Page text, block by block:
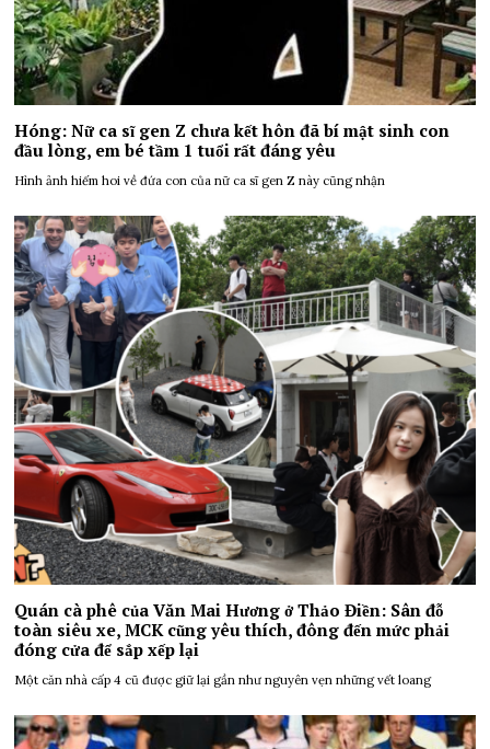
Hóng: Nữ ca sĩ gen Z chưa kết hôn đã bí mật sinh con
đầu lòng, em bé tầm 1 tuổi rất đáng yêu
Hình ảnh hiếm hoi về đứa con của nữ ca sĩ gen Z này cũng nhận
Quán cà phê của Văn Mai Hương ở Thảo Điền: Sân đỗ
toàn siêu xe, MCK cũng yêu thích, đông đến mức phải
đóng cửa để sắp xếp lại
Một căn nhà cấp 4 cũ được giữ lại gần như nguyên vẹn những vết loang